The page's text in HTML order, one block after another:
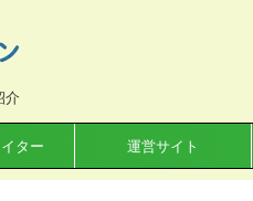
介
ター 運営サイト